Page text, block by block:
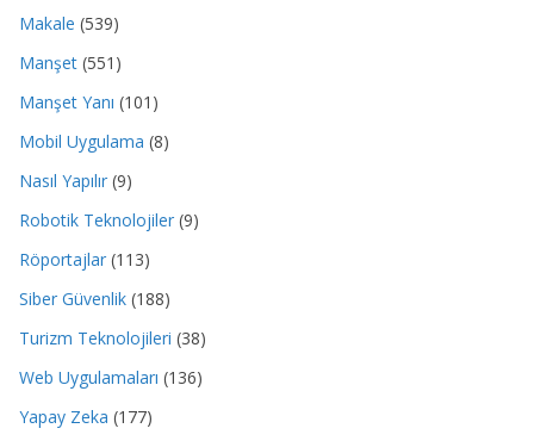
Makale (539)
Manşet (551)
Manşet Yanı (101)
Mobil Uygulama (8)
Nasıl Yapılır (9)
Robotik Teknolojiler (9)
Röportajlar (113)
Siber Güvenlik (188)
Turizm Teknolojileri (38)
Web Uygulamaları (136)
Yapay Zeka (177)